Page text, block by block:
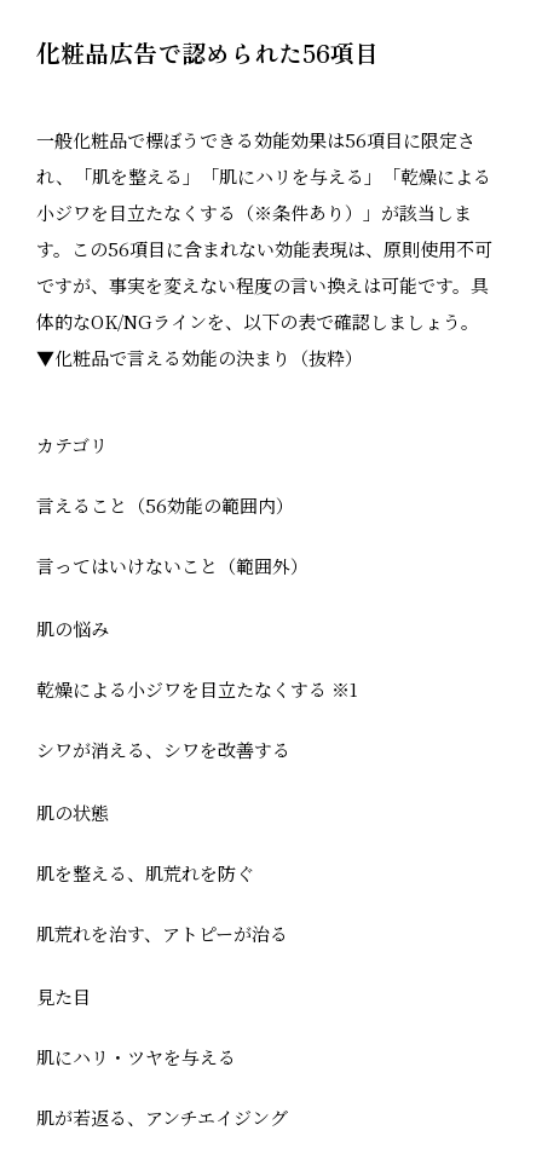
化粧品広告で認められた56項目
一般化粧品で標ぼうできる効能効果は56項目に限定さ
れ、「肌を整える」「肌にハリを与える」「乾燥による
小ジワを目立たなくする（※条件あり）」が該当しま
す。この56項目に含まれない効能表現は、原則使用不可
ですが、事実を変えない程度の言い換えは可能です。具
体的なOK/NGラインを、以下の表で確認しましょう。
▼化粧品で言える効能の決まり（抜粋）
カテゴリ
言えること（56効能の範囲内）
言ってはいけないこと（範囲外）
肌の悩み
乾燥による小ジワを目立たなくする ※1
シワが消える、シワを改善する
肌の状態
肌を整える、肌荒れを防ぐ
肌荒れを治す、アトピーが治る
見た目
肌にハリ・ツヤを与える
肌が若返る、アンチエイジング